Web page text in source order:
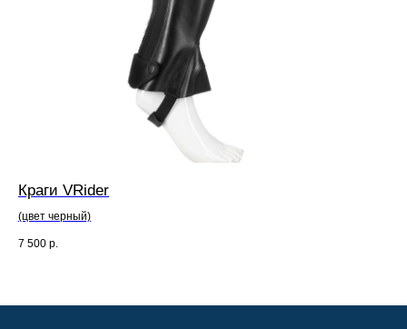
Краги VRider
(цвет черный)
7 500 р.